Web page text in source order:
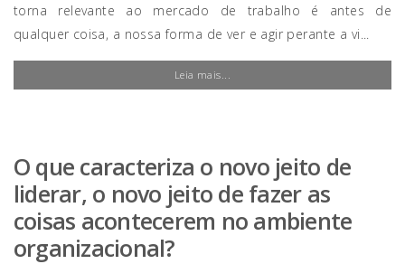
torna relevante ao mercado de trabalho é antes de
qualquer coisa, a nossa forma de ver e agir perante a vi...
Leia mais...
O que caracteriza o novo jeito de
liderar, o novo jeito de fazer as
coisas acontecerem no ambiente
organizacional?